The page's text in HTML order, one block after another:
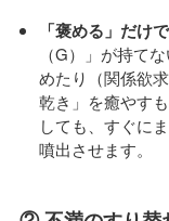
「褒める」だけ
（G）」が持て
めたり（関係欲
乾き」を癒やす
しても、すぐに
噴出させます。